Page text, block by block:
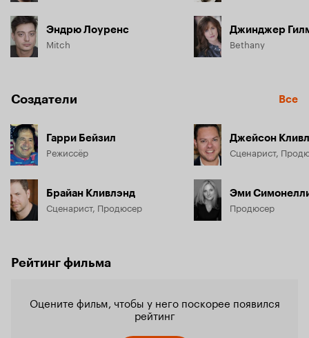
Эндрю Лоуренс
Mitch
Джинджер
Bethany
Создатели Все
Гарри Бейзил
Режиссёр
Брайан Кливлэнд
Сценарист, Продюсер
Джейсон
Сценарист,
Эми
Продюсер
Рейтинг фильма
Оцените фильм, чтобы у него поскорее появился
рейтинг